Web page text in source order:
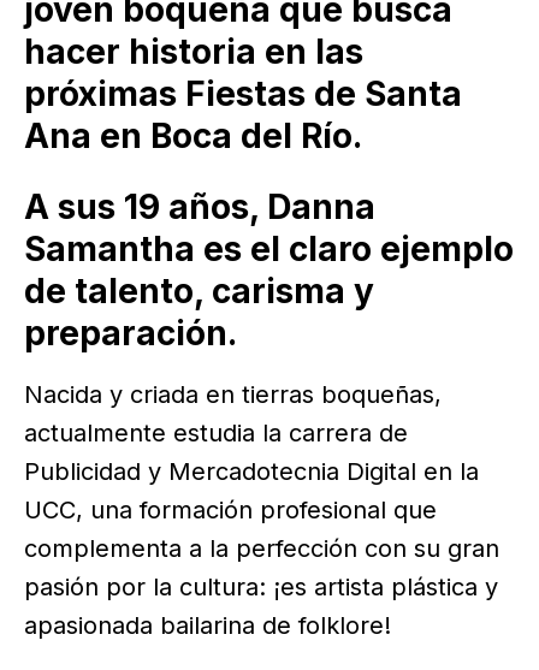
joven boqueña que busca
hacer historia en las
próximas Fiestas de Santa
Ana en Boca del Río.
A sus 19 años, Danna
Samantha es el claro ejemplo
de talento, carisma y
preparación.
Nacida y criada en tierras boqueñas,
actualmente estudia la carrera de
Publicidad y Mercadotecnia Digital en la
UCC, una formación profesional que
complementa a la perfección con su gran
pasión por la cultura: ¡es artista plástica y
apasionada bailarina de folklore!